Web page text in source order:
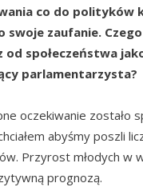
co do polityków
swoje zaufanie.
od społeczeństwa
parlamentarzysta?
oczekiwanie zostało
abyśmy poszli
Przyrost młodych w
prognozą.